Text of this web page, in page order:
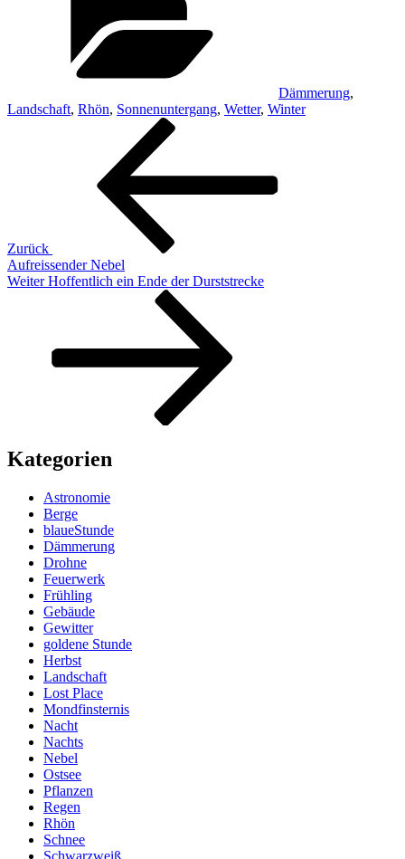
Dämmerung,
Landschaft, Rhön, Sonnenuntergang, Wetter, Winter
Beitragsnavigation
Zurück
Aufreissender Nebel
Nächster
Weiter Hoffentlich ein Ende der Durststrecke
Kategorien
Astronomie
Berge
blaueStunde
Dämmerung
Drohne
Feuerwerk
Frühling
Gebäude
Gewitter
goldene Stunde
Herbst
Landschaft
Lost Place
Mondfinsternis
Nacht
Nachts
Nebel
Ostsee
Pflanzen
Regen
Rhön
Schnee
Schwarzweiß